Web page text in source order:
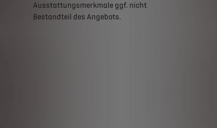
Ausstattungsmerkmale ggf. nicht
Bestandteil des Angebots.